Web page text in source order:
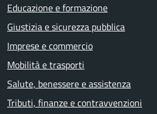
Educazione e formazione
Giustizia e sicurezza pubblica
Imprese e commercio
Mobilità e trasporti
Salute, benessere e assistenza
Tributi, finanze e contravvenzioni